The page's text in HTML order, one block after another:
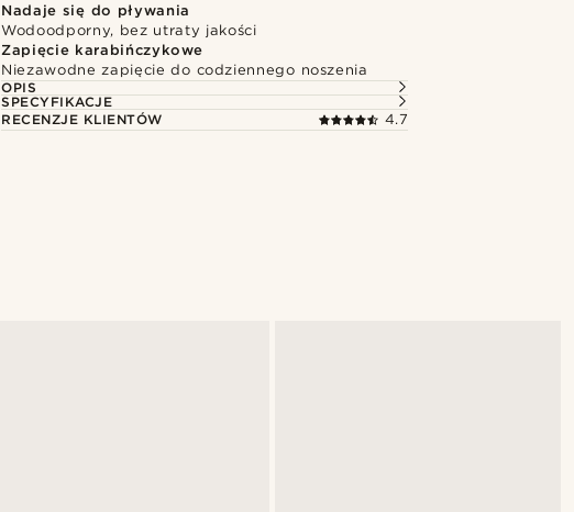
Nadaje się do pływania
Wodoodporny, bez utraty jakości
Zapięcie karabińczykowe
Niezawodne zapięcie do codziennego noszenia
OPIS
SPECYFIKACJE
RECENZJE KLIENTÓW
4.7